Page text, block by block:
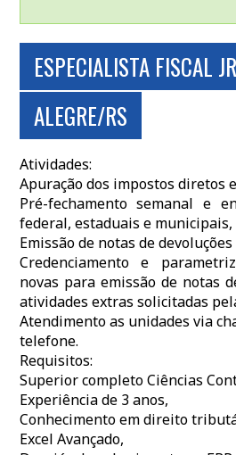
ESPECIALISTA FISCAL
ALEGRE/RS
Atividades:
Apuração dos impostos diretos
Pré-fechamento semanal e
federal, estaduais e municipais,
Emissão de notas de
Credenciamento e
novas para emissão de notas
atividades extras solicitadas
Atendimento as unidades via
telefone.
Requisitos:
Superior completo Ciências
Experiência de 3 anos,
Conhecimento em direito
Excel Avançado,